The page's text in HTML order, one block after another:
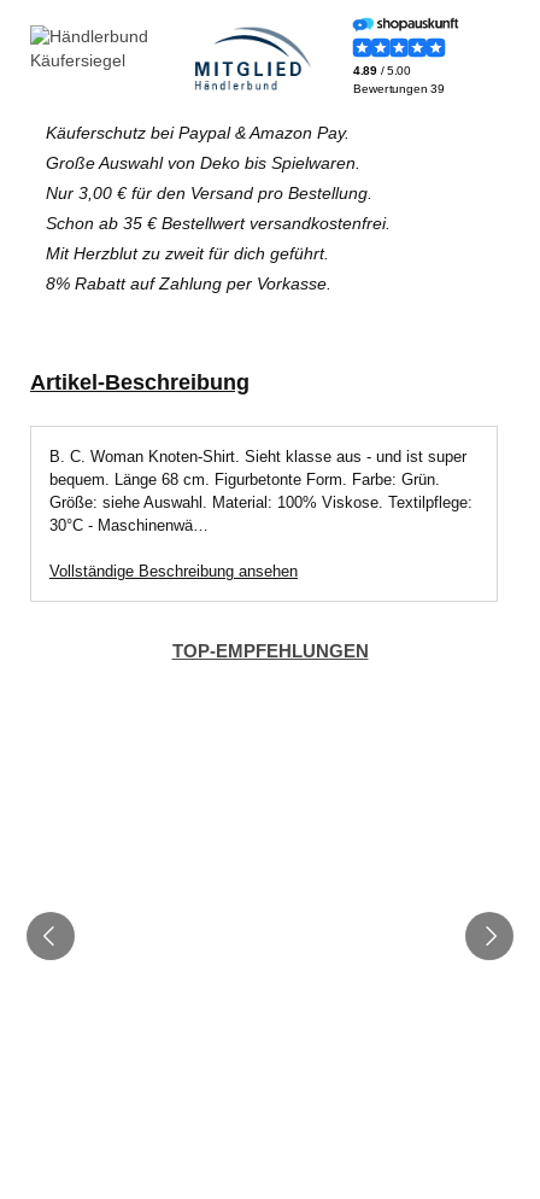
Käuferschutz bei Paypal & Amazon Pay.
Große Auswahl von Deko bis Spielwaren.
Nur 3,00 € für den Versand pro Bestellung.
Schon ab 35 € Bestellwert versandkostenfrei.
Mit Herzblut zu zweit für dich geführt.
8% Rabatt auf Zahlung per Vorkasse.
Artikel-Beschreibung
B. C. Woman Knoten-Shirt. Sieht klasse aus - und ist super
bequem. Länge 68 cm. Figurbetonte Form. Farbe: Grün.
Größe: siehe Auswahl. Material: 100% Viskose. Textilpflege:
30°C - Maschinenwä…
Vollständige Beschreibung ansehen
TOP-EMPFEHLUNGEN